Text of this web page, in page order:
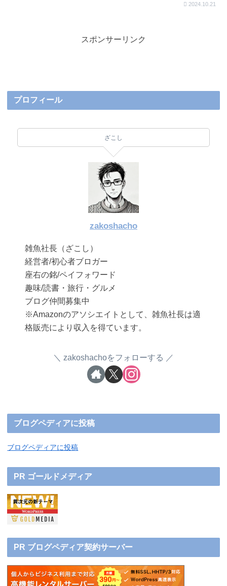
2024.10.21
スポンサーリンク
プロフィール
ざこし
zakoshacho
雑魚社長（ざこし）
経営者/初心者ブロガー
座右の銘/ペイフォワード
趣味/読書・旅行・グルメ
ブログ仲間募集中
※Amazonのアソシエイトとして、雑魚社長は適
格販売により収入を得ています。
zakoshachoをフォローする
ブログペディアに投稿
ブログペディアに投稿
PR ゴールドメディア
PR ブログペディア契約サーバー